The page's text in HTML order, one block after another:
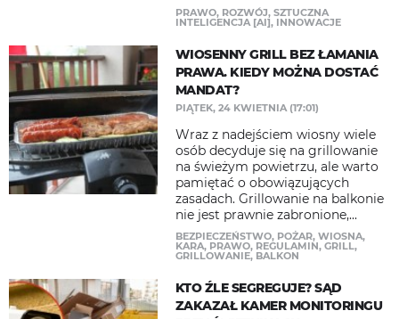
PRAWO, ROZWÓJ, SZTUCZNA
INTELIGENCJA [AI], INNOWACJE
WIOSENNY GRILL BEZ ŁAMANIA
PRAWA. KIEDY MOŻNA DOSTAĆ
MANDAT?
PIĄTEK, 24 KWIETNIA (17:01)
Wraz z nadejściem wiosny wiele
osób decyduje się na grillowanie
na świeżym powietrzu, ale warto
pamiętać o obowiązujących
zasadach. Grillowanie na balkonie
nie jest prawnie zabronione,...
BEZPIECZEŃSTWO, POŻAR, WIOSNA,
KARA, PRAWO, REGULAMIN, GRILL,
GRILLOWANIE, BALKON
KTO ŹLE SEGREGUJE? SĄD
ZAKAZAŁ KAMER MONITORINGU